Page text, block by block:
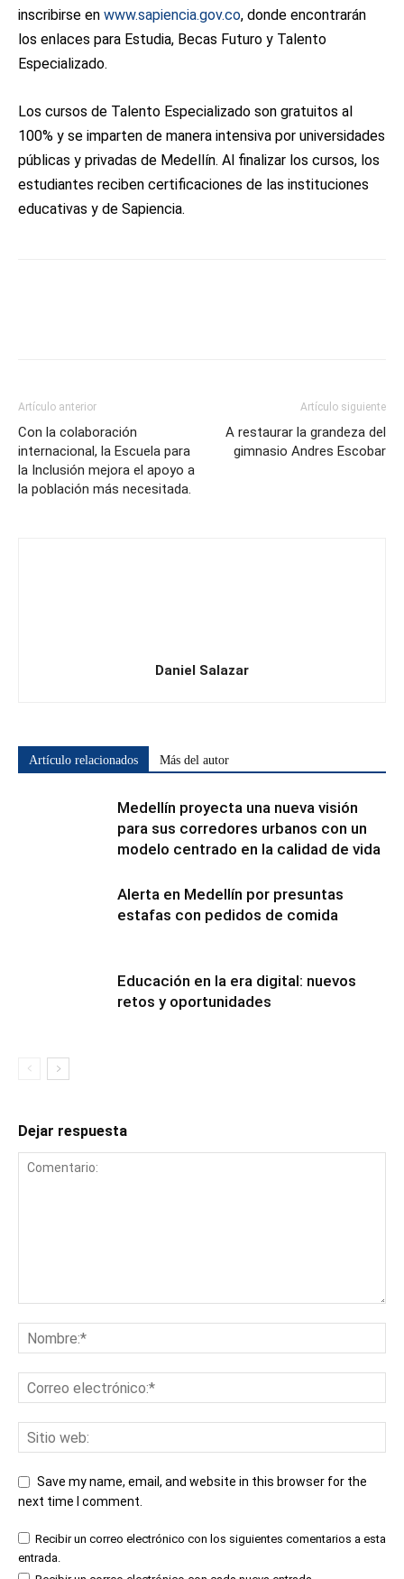
inscribirse en www.sapiencia.gov.co, donde encontrarán
los enlaces para Estudia, Becas Futuro y Talento
Especializado.
Los cursos de Talento Especializado son gratuitos al
100% y se imparten de manera intensiva por universidades
públicas y privadas de Medellín. Al finalizar los cursos, los
estudiantes reciben certificaciones de las instituciones
educativas y de Sapiencia.
Artículo anterior
Con la colaboración
internacional, la Escuela para
la Inclusión mejora el apoyo a
la población más necesitada.
Artículo siguiente
A restaurar la grandeza del
gimnasio Andres Escobar
Daniel Salazar
Artículo relacionados Más del autor
Medellín proyecta una nueva visión
para sus corredores urbanos con un
modelo centrado en la calidad de vida
Alerta en Medellín por presuntas
estafas con pedidos de comida
Educación en la era digital: nuevos
retos y oportunidades
Dejar respuesta
Save my name, email, and website in this browser for the
next time I comment.
Recibir un correo electrónico con los siguientes comentarios a esta
entrada.